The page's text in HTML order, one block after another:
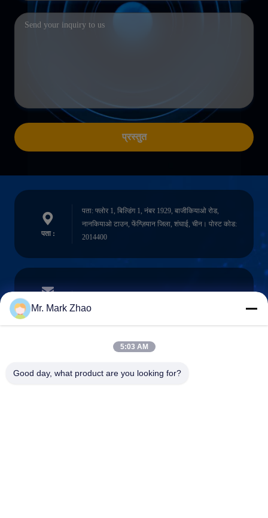
प्रस्तुत
पता :
पता: फ्लोर 1, बिल्डिंग 1, नंबर 1929, बाजीकियाओ रोड,
नानकियाओ टाउन, फेंग्ज़ियान जिला, शंघाई, चीन। पोस्ट कोड:
2014400
ईमेल
फ़ोन :
Mr. Mark Zhao
5:03 AM
Good day, what product are you looking for?